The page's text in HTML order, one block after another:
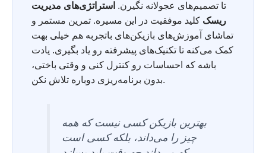
تا تصمیم‌های عجولانه نگیرن. استراتژی‌های مدیریت
ریسک کلید موفقیت در این مسیره. تمرین مستمر و
تماشای آموزش‌های بازیکن‌های باتجربه هم خیلی بهت
کمک می‌کنه تا تکنیک‌های پیشرفته رو یاد بگیری. یادت
باشه که احساسات رو کنترل کنی و وقتی باختی،
بدون برنامه‌ریزی دوباره تلاش نکن.
بهترین بازیکن کسی نیست که همه
چیز را می‌داند، بلکه کسی است